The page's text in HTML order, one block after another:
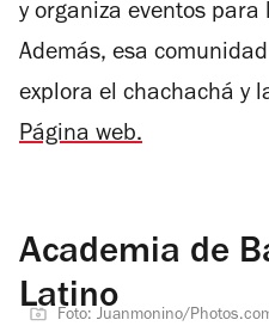
y organiza eventos
Además, esa
explora el chachachá y
Página web.
Academia de
Latino
Foto: Juanmonino/